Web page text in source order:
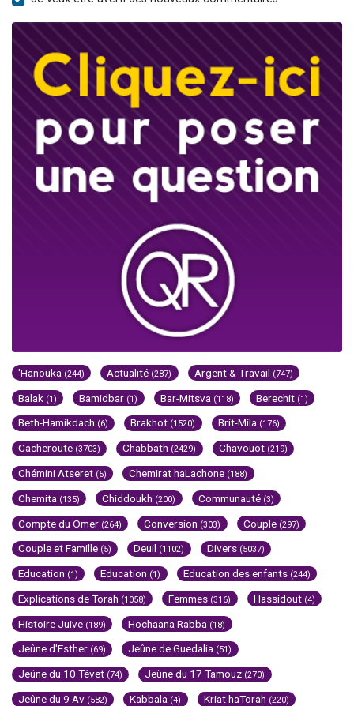
'Hanouka (244) Actualité (287) Argent & Travail (747)
Balak (1) Bamidbar (1) Bar-Mitsva (118) Berechit (1)
Beth-Hamikdach (6) Brakhot (1520) Brit-Mila (176)
Cacheroute (3703) Chabbath (2429) Chavouot (219)
Chémini Atseret (5) Chemirat haLachone (188)
Chemita (135) Chiddoukh (200) Communauté (3)
Compte du Omer (264) Conversion (303) Couple (297)
Couple et Famille (5) Deuil (1102) Divers (5037)
Education (1) Education (1) Education des enfants (244)
Explications de Torah (1058) Femmes (316) Hassidout (4)
Histoire Juive (189) Hochaana Rabba (18)
Jeûne d'Esther (69) Jeûne de Guedalia (51)
Jeûne du 10 Tévet (74) Jeûne du 17 Tamouz (270)
Jeûne du 9 Av (582) Kabbala (4) Kriat haTorah (220)